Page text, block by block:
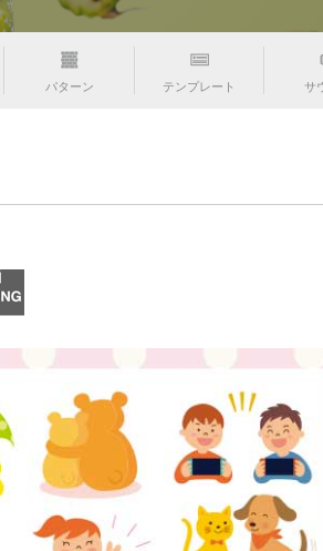
パターン テンプレート サ